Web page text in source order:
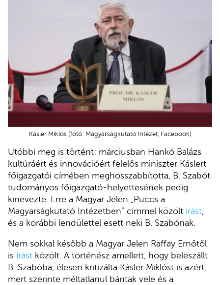
Kásler Miklós (fotó: Magyarságkutató Intézet, Facebook)
Utóbbi meg is történt: márciusban Hankó Balázs
kultúráért és innovációért felelős miniszter Káslert
főigazgatói címében meghosszabbította, B. Szabót
tudományos főigazgató-helyettesének pedig
kinevezte. Erre a Magyar Jelen „Puccs a
Magyarságkutató Intézetben” címmel közölt írást,
és a korábbi lendülettel esett neki B. Szabónak.
Nem sokkal később a Magyar Jelen Raffay Ernőtől
is írást közölt. A történész amellett, hogy beleszállt
B. Szabóba, élesen kritizálta Kásler Miklóst is azért,
mert szerinte méltatlanul bántak vele és a